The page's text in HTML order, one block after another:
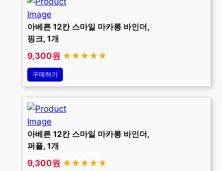
아베른 12칸 스마일 마카롱 바인더,
핑크, 1개
9,300원 ★★★★★
구매하기
아베른 12칸 스마일 마카롱 바인더,
퍼플, 1개
9,300원 ★★★★★